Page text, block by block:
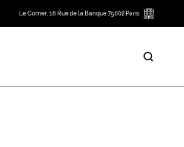
Le Corner, 16 Rue de la Banque 75002 Paris